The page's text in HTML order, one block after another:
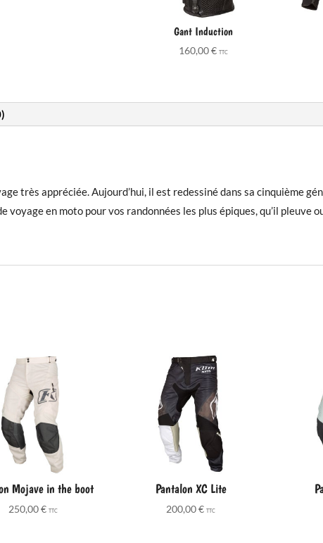
Gant Induction
160,00€ TTC
très appréciée. Aujourd’hui, il est redessiné dans sa cinquième
en moto pour vos randonnées les plus épiques, qu’il pleuve
Mojave in the boot
250,00€ TTC
Pantalon XC Lite
200,00€ TTC